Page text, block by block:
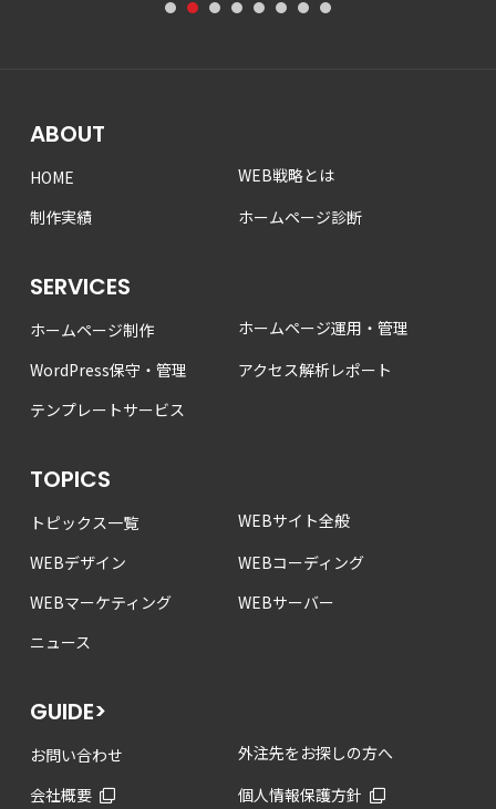
1 2 3 4 5 6 7 8
ABOUT
HOME
WEB戦略とは
制作実績
ホームページ診断
SERVICES
ホームページ制作
ホームページ運用・管理
WordPress保守・管理
アクセス解析レポート
テンプレートサービス
TOPICS
トピックス一覧
WEBサイト全般
WEBデザイン
WEBコーディング
WEBマーケティング
WEBサーバー
ニュース
GUIDE>
お問い合わせ
外注先をお探しの方へ
会社概要
個人情報保護方針